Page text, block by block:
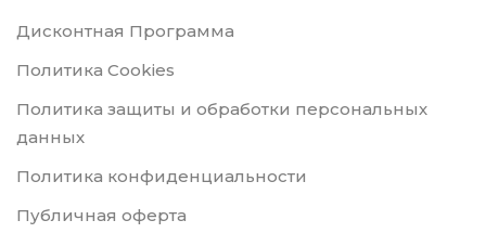
Дисконтная Программа
Политика Cookies
Политика защиты и обработки персональных
данных
Политика конфиденциальности
Публичная оферта